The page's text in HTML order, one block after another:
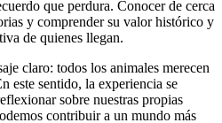
que perdura. Conocer de cerca
y comprender su valor histórico y
de quienes llegan.
claro: todos los animales merecen
este sentido, la experiencia se
sobre nuestras propias
contribuir a un mundo más